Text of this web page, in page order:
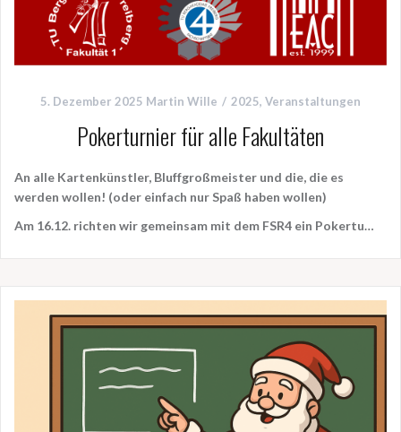
5. Dezember 2025 Martin Wille 2025, Veranstaltungen
Pokerturnier für alle Fakultäten
An alle Kartenkünstler, Bluffgroßmeister und die, die es
werden wollen! (oder einfach nur Spaß haben wollen)
Am 16.12. richten wir gemeinsam mit dem FSR4 ein Pokertu…